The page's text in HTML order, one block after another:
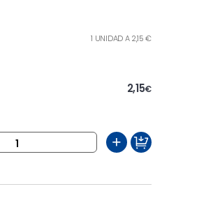
1 UNIDAD A 2,15 €
2,15€
+